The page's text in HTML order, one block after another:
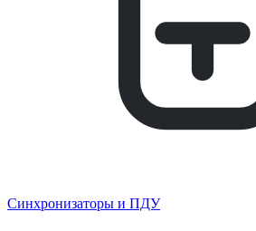
Синхронизаторы и ПДУ